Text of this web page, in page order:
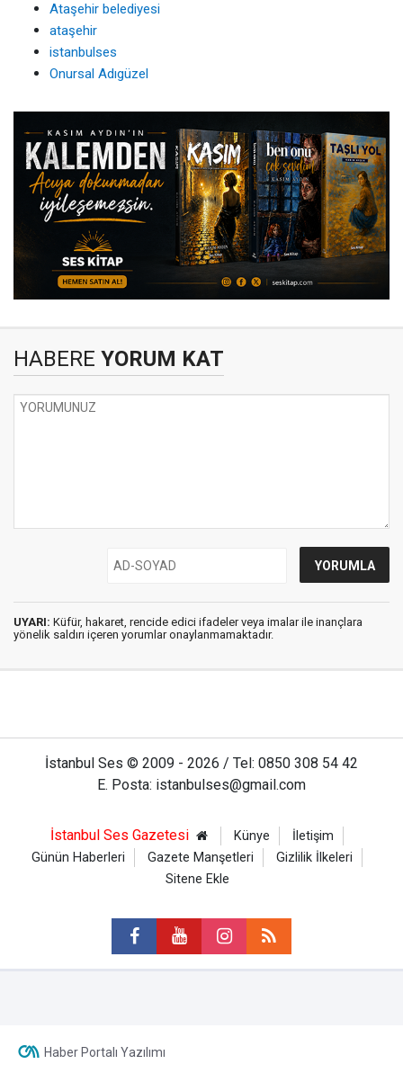
Ataşehir belediyesi
ataşehir
istanbulses
Onursal Adıgüzel
HABERE YORUM KAT
UYARI: Küfür, hakaret, rencide edici ifadeler veya imalar ile inançlara
yönelik saldırı içeren yorumlar onaylanmamaktadır.
İstanbul Ses © 2009 - 2026 / Tel: 0850 308 54 42
E. Posta: istanbulses@gmail.com
İstanbul Ses Gazetesi Künye
İletişim
Günün Haberleri
Gazete Manşetleri
Gizlilik İlkeleri
Sitene Ekle
Haber Portalı Yazılımı